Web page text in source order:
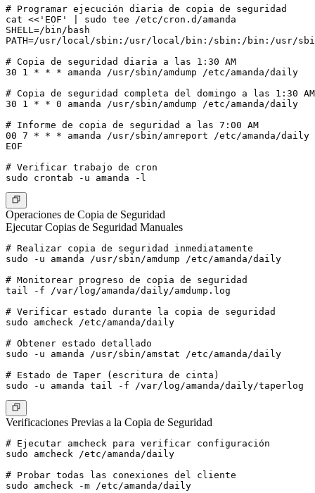
# Programar ejecución diaria de copia de seguridad
cat <<'EOF' | sudo tee /etc/cron.d/amanda
SHELL=/bin/bash
PATH=/usr/local/sbin:/usr/local/bin:/sbin:/bin:/usr/
# Copia de seguridad diaria a las 1:30 AM
30 1 * * * amanda /usr/sbin/amdump /etc/amanda/daily
# Copia de seguridad completa del domingo a las 1:30 AM
30 1 * * 0 amanda /usr/sbin/amdump /etc/amanda/daily
# Informe de copia de seguridad a las 7:00 AM
00 7 * * * amanda /usr/sbin/amreport /etc/amanda/daily
EOF
# Verificar trabajo de cron
Operaciones de Copia de Seguridad
Ejecutar Copias de Seguridad Manuales
# Realizar copia de seguridad inmediatamente
sudo -u amanda /usr/sbin/amdump /etc/amanda/daily
# Monitorear progreso de copia de seguridad
tail -f /var/log/amanda/daily/amdump.log
# Verificar estado durante la copia de seguridad
sudo amcheck /etc/amanda/daily
# Obtener estado detallado
sudo -u amanda /usr/sbin/amstat /etc/amanda/daily
# Estado de Taper (escritura de cinta)
Verificaciones Previas a la Copia de Seguridad
# Ejecutar amcheck para verificar configuración
sudo amcheck /etc/amanda/daily
# Probar todas las conexiones del cliente
sudo amcheck -m /etc/amanda/daily